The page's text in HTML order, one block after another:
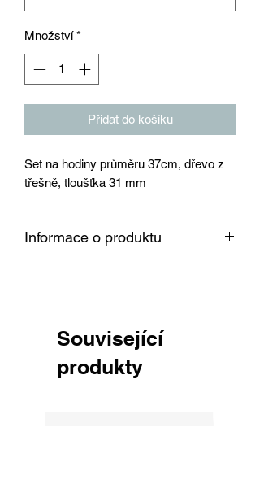
Množství *
Přidat do košíku
Set na hodiny průměru 37cm, dřevo z
třešně, tloušťka 31 mm
Informace o produktu
Související
produkty